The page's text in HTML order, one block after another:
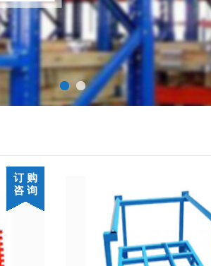
订 购
咨 询